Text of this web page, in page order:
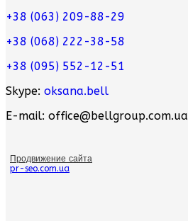
+38 (063) 209-88-29
+38 (068) 222-38-58
+38 (095) 552-12-51
Skype: oksana.bell
E-mail: office@bellgroup.com.ua
Продвижение сайта
pr-seo.com.ua